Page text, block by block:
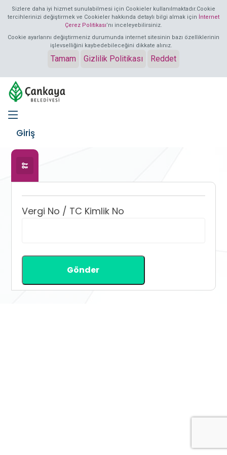
Sizlere daha iyi hizmet sunulabilmesi için Cookieler kullanılmaktadır.Cookie
tercihlerinizi değiştirmek ve Cookieler hakkında detaylı bilgi almak için İnternet
Çerez Politikası’nı inceleyebilirsiniz.
Cookie ayarlarını değiştirmeniz durumunda internet sitesinin bazı özelliklerinin
işlevselliğini kaybedebileceğini dikkate alınız.
Tamam Gizlilik Politikası Reddet
Giriş
Aktif Tab:
Vergi No / TC Kimlik No